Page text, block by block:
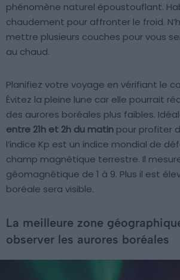
phénomène naturel époustouflant.
chaudement pour affronter le froid.
mettre plusieurs couches pour vous
au chaud.
Planifiez votre voyage en vérifiant le
Évitez la pleine lune car elle pourrait
des aurores boréales plus faibles.
entre 21h et 2h du matin pour profiter
l’indice Kp est un indice mondial de
champ magnétique terrestre. Il
géomagnétique de 1 à 9. Plus il est
boréale sera visible.
La meilleure zone
observer les aurores boréales